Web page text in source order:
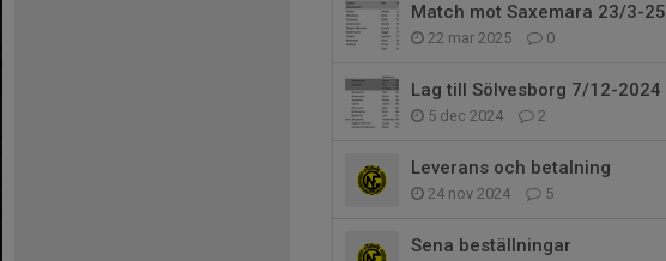
Match mot Saxemara 23/3-25
22 mar 2025 0
Lag till Sölvesborg 7/12-2024
5 dec 2024 2
Leverans och betalning
24 nov 2024 5
Sena beställningar